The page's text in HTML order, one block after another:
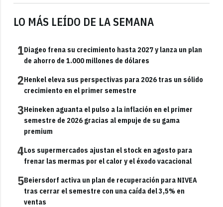
LO MÁS LEÍDO DE LA SEMANA
1Diageo frena su crecimiento hasta 2027 y lanza un plan
de ahorro de 1.000 millones de dólares
2Henkel eleva sus perspectivas para 2026 tras un sólido
crecimiento en el primer semestre
3Heineken aguanta el pulso a la inflación en el primer
semestre de 2026 gracias al empuje de su gama
premium
4Los supermercados ajustan el stock en agosto para
frenar las mermas por el calor y el éxodo vacacional
5Beiersdorf activa un plan de recuperación para NIVEA
tras cerrar el semestre con una caída del 3,5% en
ventas